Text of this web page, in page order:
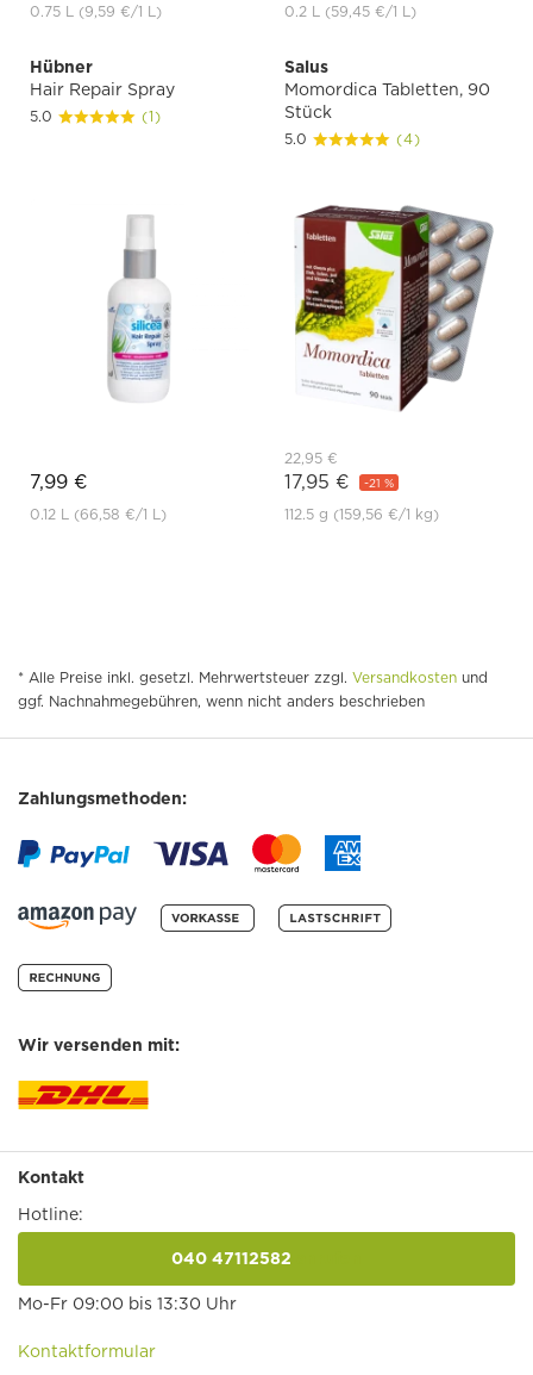
0.75 L (9,59 €/1 L) 0.2 L (59,45 €/1 L)
Hübner
Hair Repair Spray
5.0 (1)
7,99 €
0.12 L (66,58 €/1 L)
Salus
Momordica Tabletten, 90
Stück
5.0 (4)
22,95 €
17,95 € -21 %
112.5 g (159,56 €/1 kg)
* Alle Preise inkl. gesetzl. Mehrwertsteuer zzgl. Versandkosten und
ggf. Nachnahmegebühren, wenn nicht anders beschrieben
Zahlungsmethoden:
Wir versenden mit:
Kontakt
Hotline:
040 47112582
Mo-Fr 09:00 bis 13:30 Uhr
Kontaktformular